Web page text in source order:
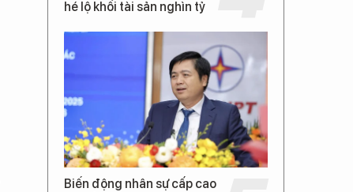
hé lộ khối tài sản nghìn tỷ
Biến động nhân sự cấp cao